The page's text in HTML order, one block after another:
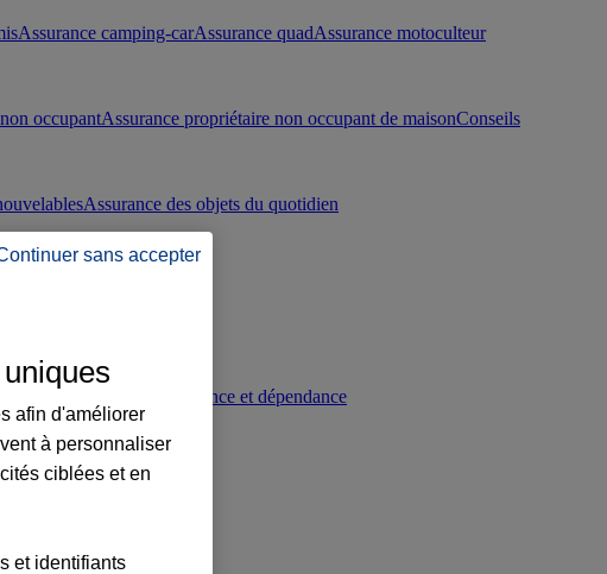
Assurance camping-carAssurance quadAssurance motoculteur
occupantAssurance propriétaire non occupant de maisonConseils
Assurance des objets du quotidien
Conseils prévoyance et dépendance
sans accepter
afin d'améliorer
à personnaliser
ciblées et en
et identifiants